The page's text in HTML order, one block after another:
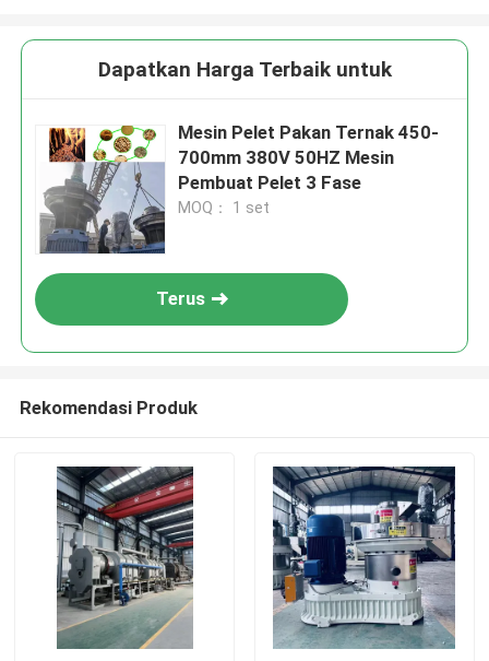
Dapatkan Harga Terbaik untuk
Mesin Pelet Pakan Ternak 450-
700mm 380V 50HZ Mesin
Pembuat Pelet 3 Fase
MOQ： 1 set
Terus
Rekomendasi Produk